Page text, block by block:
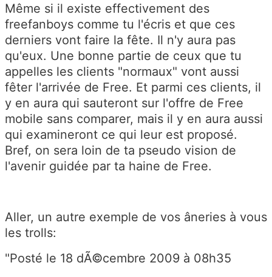
Même si il existe effectivement des
freefanboys comme tu l'écris et que ces
derniers vont faire la fête. Il n'y aura pas
qu'eux. Une bonne partie de ceux que tu
appelles les clients "normaux" vont aussi
fêter l'arrivée de Free. Et parmi ces clients, il
y en aura qui sauteront sur l'offre de Free
mobile sans comparer, mais il y en aura aussi
qui examineront ce qui leur est proposé.
Bref, on sera loin de ta pseudo vision de
l'avenir guidée par ta haine de Free.
Aller, un autre exemple de vos âneries à vous
les trolls:
"Posté le 18 dÃ©cembre 2009 à 08h35